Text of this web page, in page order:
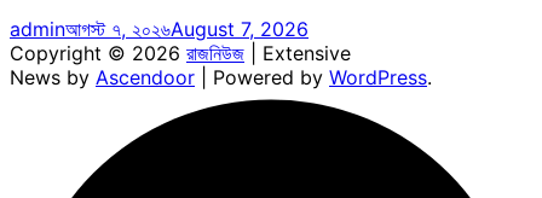
adminআগস্ট ৭, ২০২৬August 7, 2026
Copyright © 2026 রাজনিউজ | Extensive
News by Ascendoor | Powered by WordPress.